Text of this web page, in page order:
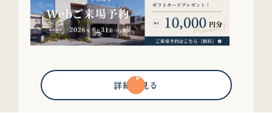
詳細を見る